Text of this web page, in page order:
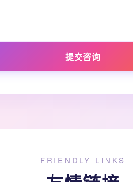
提交咨询
FRIENDLY LINKS